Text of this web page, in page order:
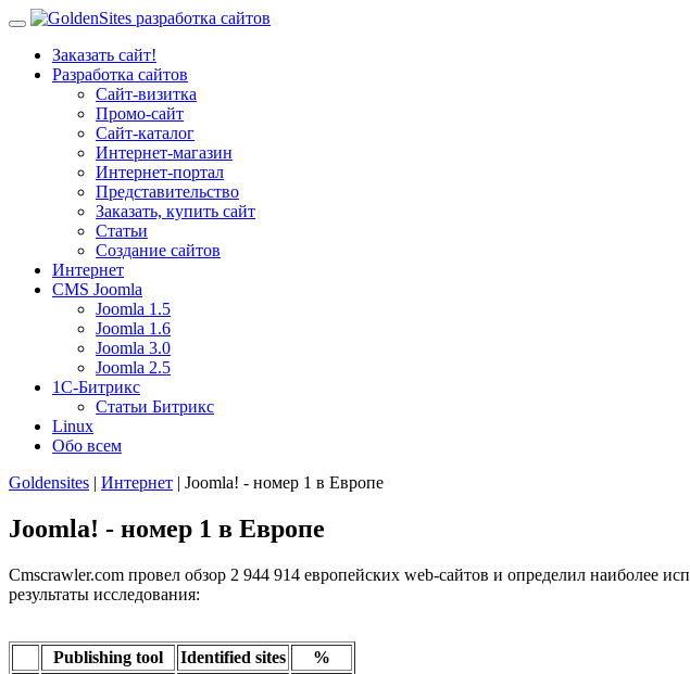
Заказать сайт!
Разработка сайтов
Сайт-визитка
Промо-сайт
Сайт-каталог
Интернет-магазин
Интернет-портал
Представительство
Заказать, купить сайт
Статьи
Создание сайтов
Интернет
CMS Joomla
Joomla 1.5
Joomla 1.6
Joomla 3.0
Joomla 2.5
1С-Битрикс
Статьи Битрикс
Linux
Обо всем
Goldensites | Интернет | Joomla! - номер 1 в Европе
Joomla! - номер 1 в Европе
Cmscrawler.com провел обзор 2 944 914 европейских web-сайтов и определил наиболее
результаты исследования:
Publishing tool Identified sites
%